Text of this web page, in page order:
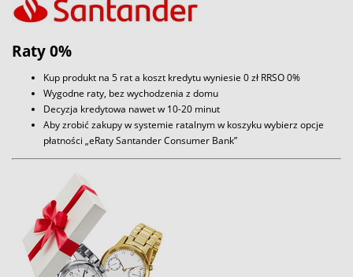
Raty 0%
Kup produkt na 5 rat a koszt kredytu wyniesie 0 zł RRSO 0%
Wygodne raty, bez wychodzenia z domu
Decyzja kredytowa nawet w 10-20 minut
Aby zrobić zakupy w systemie ratalnym w koszyku wybierz opcje
płatności „eRaty Santander Consumer Bank”